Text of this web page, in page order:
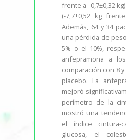
frente a -0,7±0,32
(-7,7±0,52 kg
Además, 64 y 34
una pérdida de
5% o el 10%,
anfepramona a
comparación con 8
placebo. La
mejoró
perímetro de la
mostró una
el índice cintura-
glucosa, el